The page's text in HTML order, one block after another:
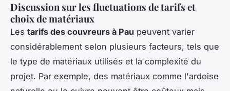
Discussion sur les fluctuations de tarifs et
choix de matériaux
Les tarifs des couvreurs à Pau peuvent varier
considérablement selon plusieurs facteurs, tels que
le type de matériaux utilisés et la complexité du
projet. Par exemple, des matériaux comme l'ardoise